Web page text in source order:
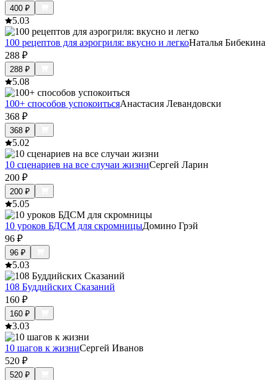
400 ₽
5.03
100 рецептов для аэрогриля: вкусно и легкоНаталья Бибекина
288 ₽
288 ₽
5.08
100+ способов успокоитьсяАнастасия Левандовски
368 ₽
368 ₽
5.02
10 сценариев на все случаи жизниСергей Ларин
200 ₽
200 ₽
5.05
10 уроков БДСМ для скромницыДомино Грэй
96 ₽
96 ₽
5.03
108 Буддийских Сказаний
160 ₽
160 ₽
3.03
10 шагов к жизниСергей Иванов
520 ₽
520 ₽